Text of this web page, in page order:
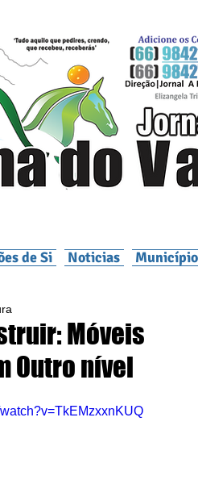
de Si Noticias
Móveis
Outro nível